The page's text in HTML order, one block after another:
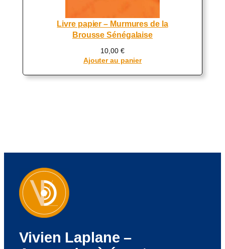
Livre papier – Murmures de la
Brousse Sénégalaise
10,00 €
Ajouter au panier
Vivien Laplane –